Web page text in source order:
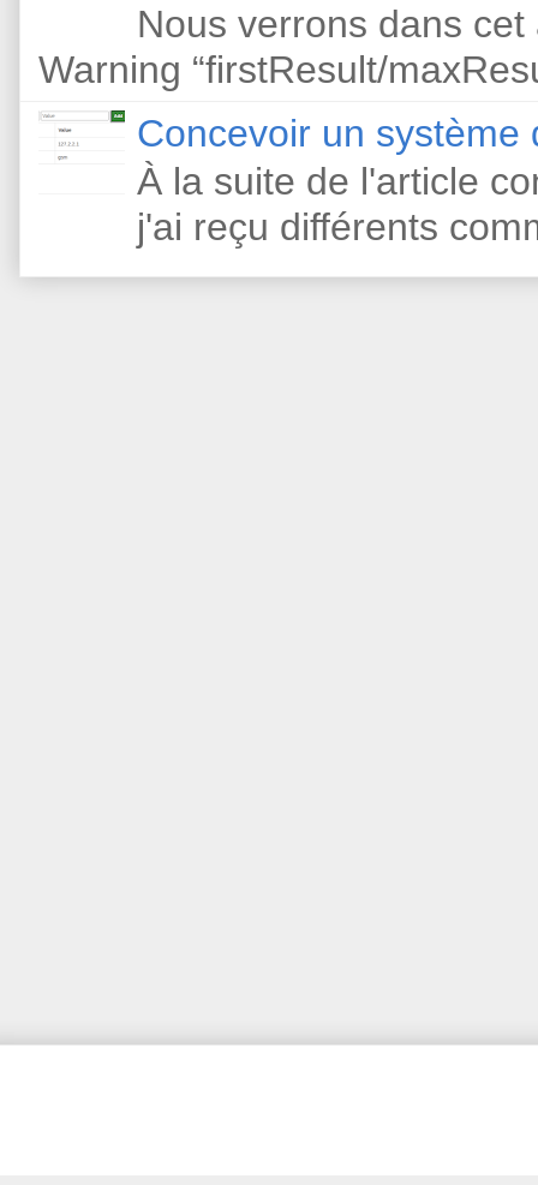
Nous verrons dans
Warning “firstResult/
Concevoir un système
À la suite de l'article
j'ai reçu différents